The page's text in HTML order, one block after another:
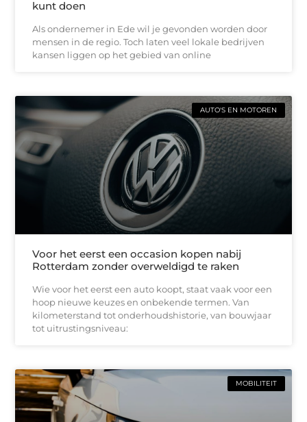
kunt doen
Als ondernemer in Ede wil je gevonden worden door
mensen in de regio. Toch laten veel lokale bedrijven
kansen liggen op het gebied van online
AUTO'S EN MOTOREN
Voor het eerst een occasion kopen nabij
Rotterdam zonder overweldigd te raken
Wie voor het eerst een auto koopt, staat vaak voor een
hoop nieuwe keuzes en onbekende termen. Van
kilometerstand tot onderhoudshistorie, van bouwjaar
tot uitrustingsniveau:
MOBILITEIT